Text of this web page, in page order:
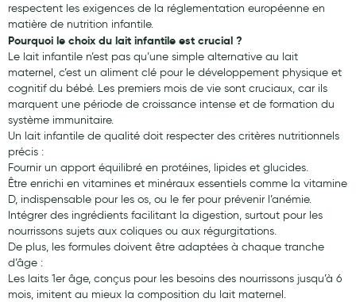
respectent les exigences de la réglementation européenne en
matière de nutrition infantile.
Pourquoi le choix du lait infantile est crucial ?
Le lait infantile n’est pas qu’une simple alternative au lait
maternel, c’est un aliment clé pour le développement physique et
cognitif du bébé. Les premiers mois de vie sont cruciaux, car ils
marquent une période de croissance intense et de formation du
système immunitaire.
Un lait infantile de qualité doit respecter des critères nutritionnels
précis :
Fournir un apport équilibré en protéines, lipides et glucides.
Être enrichi en vitamines et minéraux essentiels comme la vitamine
D, indispensable pour les os, ou le fer pour prévenir l’anémie.
Intégrer des ingrédients facilitant la digestion, surtout pour les
nourrissons sujets aux coliques ou aux régurgitations.
De plus, les formules doivent être adaptées à chaque tranche
d’âge :
Les laits 1er âge, conçus pour les besoins des nourrissons jusqu’à 6
mois, imitent au mieux la composition du lait maternel.